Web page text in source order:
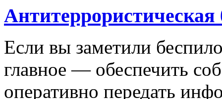
Антитеррористическая
Если вы заметили
главное — обеспечить
оперативно передать